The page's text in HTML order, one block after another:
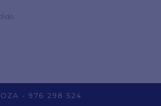
- 976 298 524